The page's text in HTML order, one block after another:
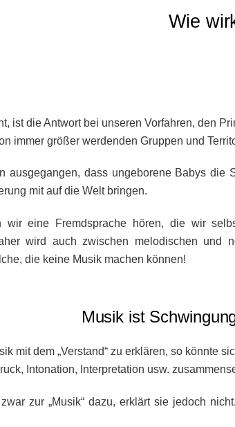
Wie
ist die Antwort bei unseren Vorfahren, den
immer größer werdenden Gruppen und
ausgegangen, dass ungeborene Babys die
mit auf die Welt bringen.
wir eine Fremdsprache hören, die wir
wird auch zwischen melodischen und
die keine Musik machen können!
Musik ist
mit dem „Verstand“ zu erklären, so könnte
Intonation, Interpretation usw.
zur „Musik“ dazu, erklärt sie jedoch